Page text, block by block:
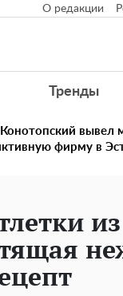
О редакции
Тренды
вывел
фирму в